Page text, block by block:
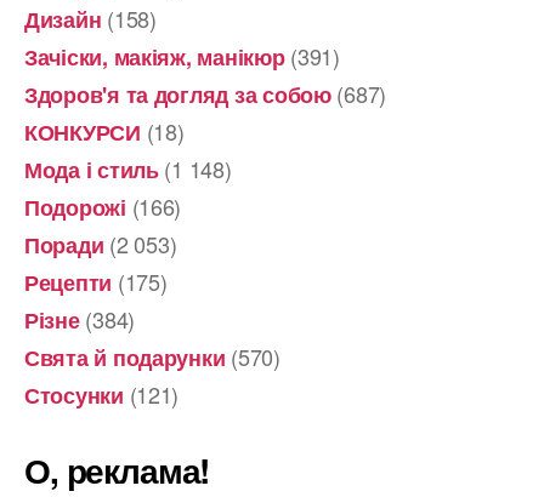
Дизайн (158)
Зачіски, макіяж, манікюр(391)
Здоров'я та догляд за собою(687)
КОНКУРСИ (18)
Мода і стиль(1 148)
Подорожі (166)
Поради (2 053)
Рецепти (175)
Різне(384)
Свята й подарунки (570)
Стосунки (121)
О, реклама!